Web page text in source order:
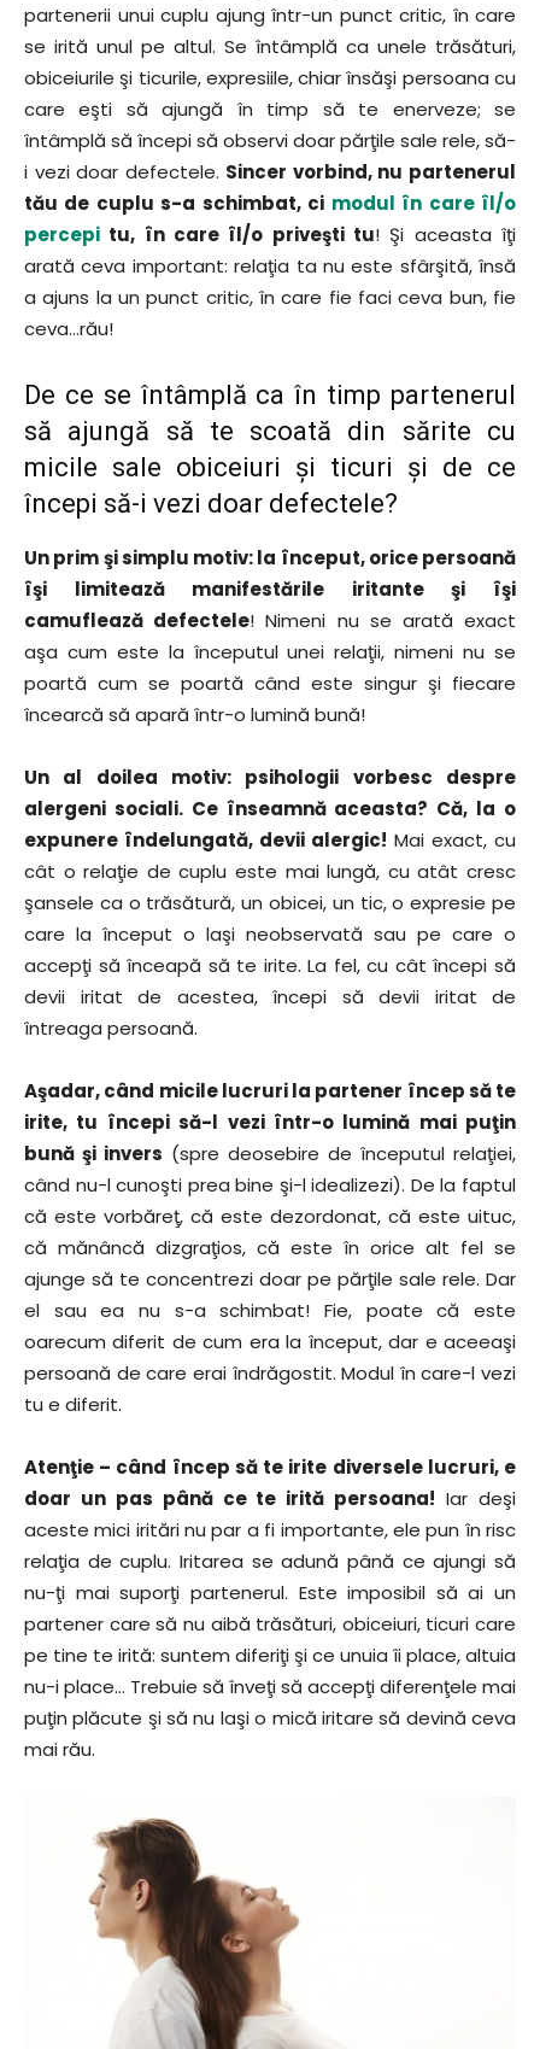
partenerii unui cuplu ajung într-un punct critic, în care
se irită unul pe altul. Se întâmplă ca unele trăsături,
obiceiurile şi ticurile, expresiile, chiar însăşi persoana cu
care eşti să ajungă în timp să te enerveze; se
întâmplă să începi să observi doar părţile sale rele, să-
i vezi doar defectele. Sincer vorbind, nu partenerul
tău de cuplu s-a schimbat, ci modul în care îl/o
percepi tu, în care îl/o priveşti tu! Şi aceasta îţi
arată ceva important: relaţia ta nu este sfârşită, însă
a ajuns la un punct critic, în care fie faci ceva bun, fie
ceva…rău!
De ce se întâmplă ca în timp partenerul
să ajungă să te scoată din sărite cu
micile sale obiceiuri şi ticuri şi de ce
începi să-i vezi doar defectele?
Un prim şi simplu motiv: la început, orice persoană
îşi limitează manifestările iritante şi îşi
camuflează defectele! Nimeni nu se arată exact
aşa cum este la începutul unei relaţii, nimeni nu se
poartă cum se poartă când este singur şi fiecare
încearcă să apară într-o lumină bună!
Un al doilea motiv: psihologii vorbesc despre
alergeni sociali. Ce înseamnă aceasta? Că, la o
expunere îndelungată, devii alergic! Mai exact, cu
cât o relaţie de cuplu este mai lungă, cu atât cresc
şansele ca o trăsătură, un obicei, un tic, o expresie pe
care la început o laşi neobservată sau pe care o
accepţi să înceapă să te irite. La fel, cu cât începi să
devii iritat de acestea, începi să devii iritat de
întreaga persoană.
Aşadar, când micile lucruri la partener încep să te
irite, tu începi să-l vezi într-o lumină mai puţin
bună şi invers (spre deosebire de începutul relaţiei,
când nu-l cunoşti prea bine şi-l idealizezi). De la faptul
că este vorbăreţ, că este dezordonat, că este uituc,
că mănâncă dizgraţios, că este în orice alt fel se
ajunge să te concentrezi doar pe părţile sale rele. Dar
el sau ea nu s-a schimbat! Fie, poate că este
oarecum diferit de cum era la început, dar e aceeaşi
persoană de care erai îndrăgostit. Modul în care-l vezi
tu e diferit.
Atenţie – când încep să te irite diversele lucruri, e
doar un pas până ce te irită persoana! Iar deşi
aceste mici iritări nu par a fi importante, ele pun în risc
relaţia de cuplu. Iritarea se adună până ce ajungi să
nu-ţi mai suporţi partenerul. Este imposibil să ai un
partener care să nu aibă trăsături, obiceiuri, ticuri care
pe tine te irită: suntem diferiţi şi ce unuia îi place, altuia
nu-i place… Trebuie să înveţi să accepţi diferenţele mai
puţin plăcute şi să nu laşi o mică iritare să devină ceva
mai rău.